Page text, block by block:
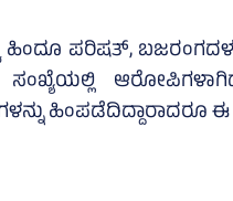
ಹಿಂದೂ ಪರಿಷತ್‌,
ಹಿಂಪಡೆದಿದ್ದಾರಾದರೂ